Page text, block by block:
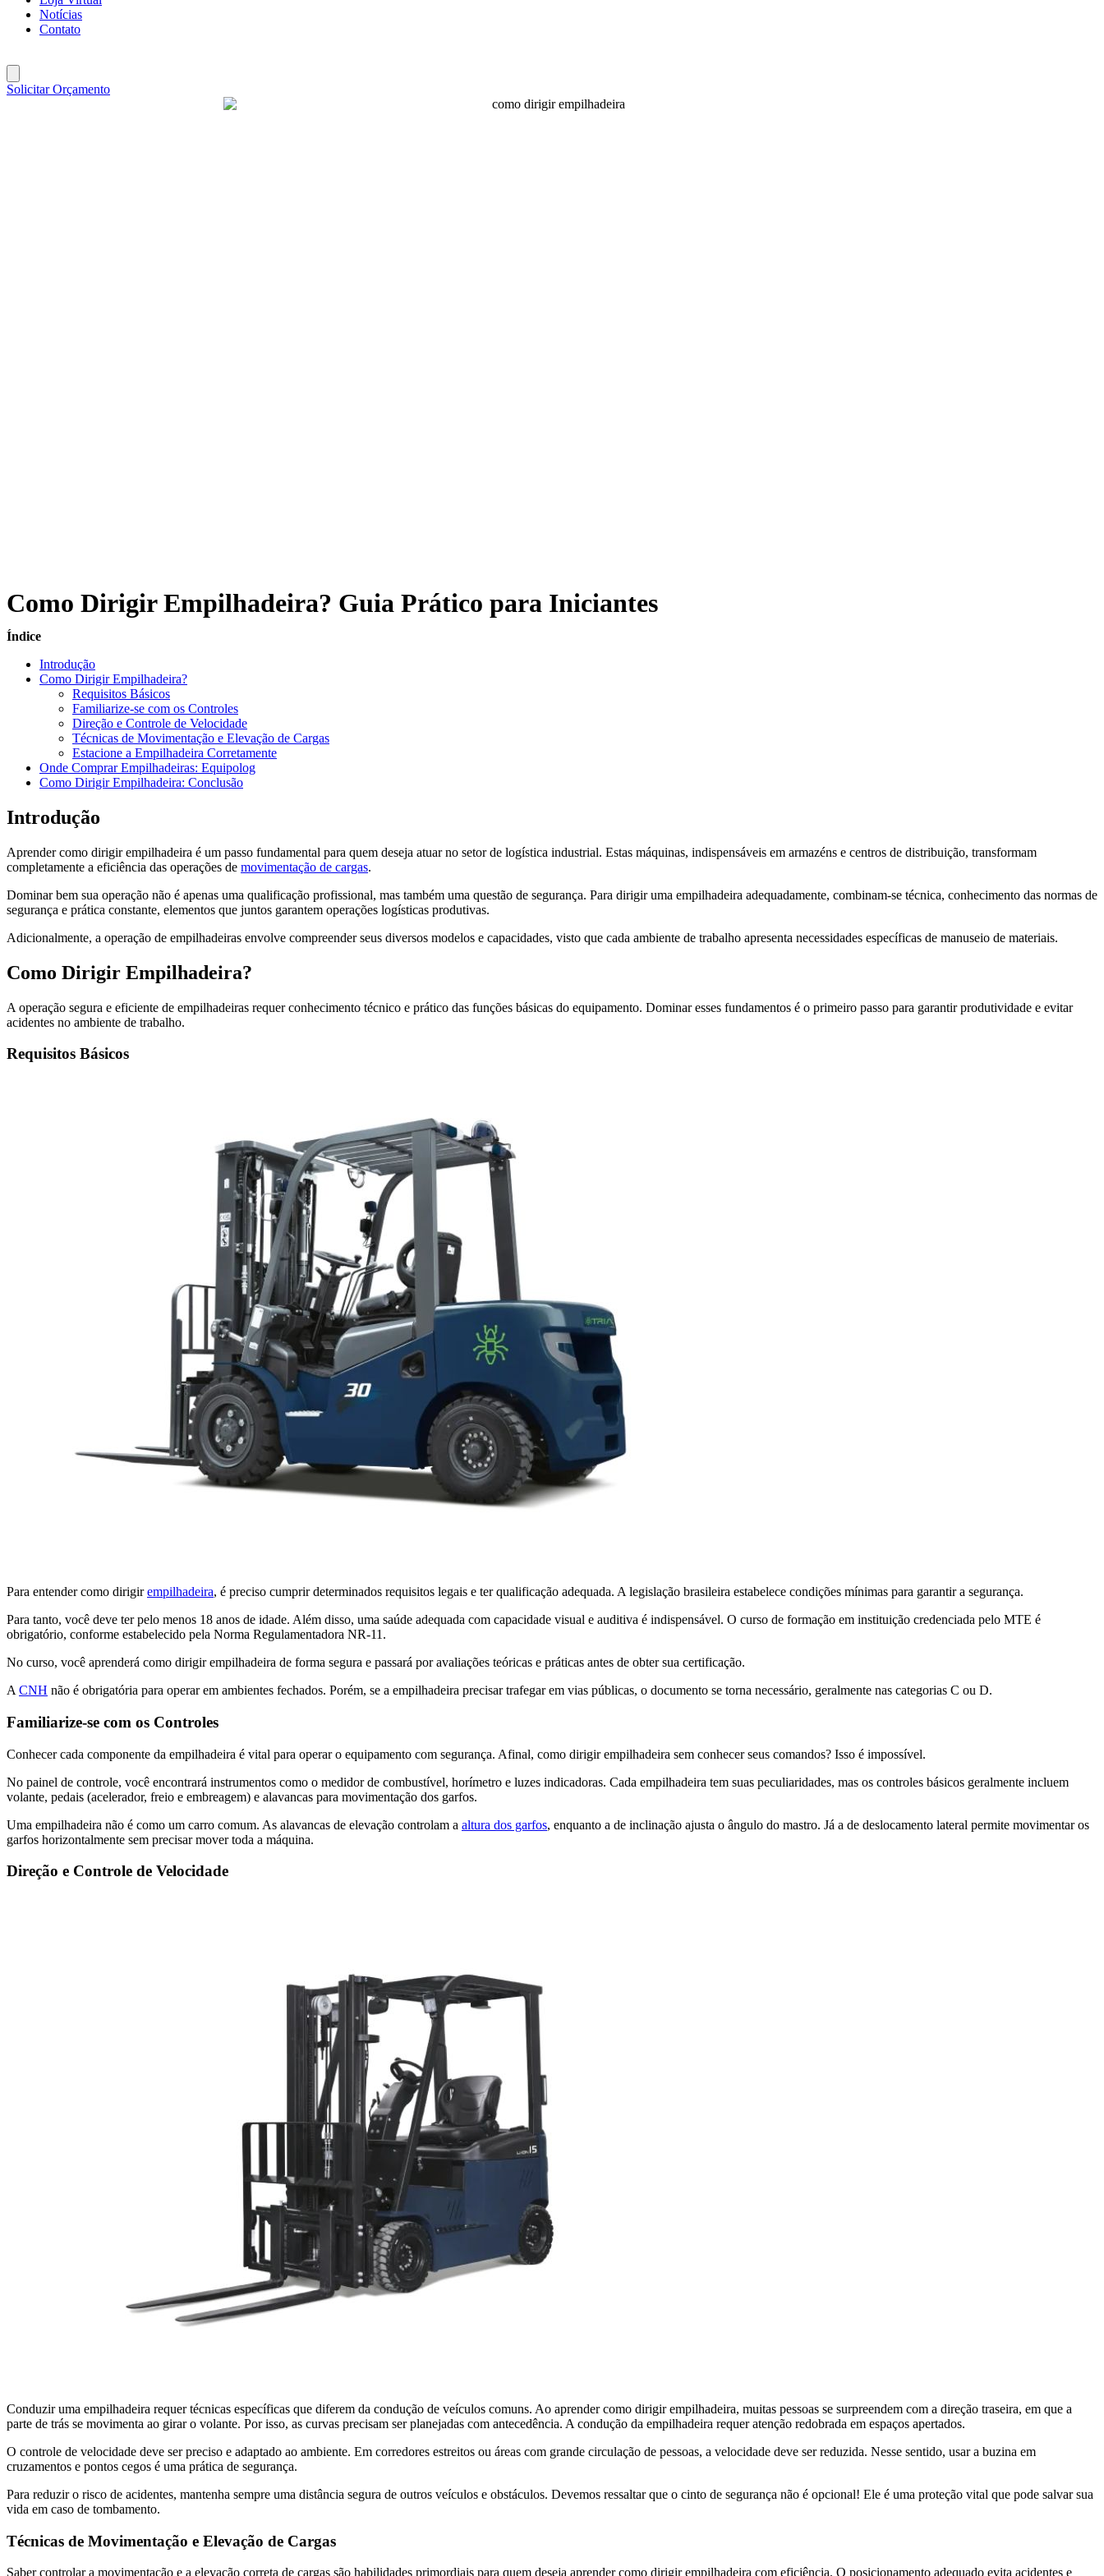
Notícias
Contato
Solicitar Orçamento
Como Dirigir Empilhadeira? Guia Prático para Iniciantes
Índice
Introdução
Como Dirigir Empilhadeira?
Requisitos Básicos
Familiarize-se com os Controles
Direção e Controle de Velocidade
Técnicas de Movimentação e Elevação de Cargas
Estacione a Empilhadeira Corretamente
Onde Comprar Empilhadeiras: Equipolog
Como Dirigir Empilhadeira: Conclusão
Introdução
Aprender como dirigir empilhadeira é um passo fundamental para quem deseja atuar no setor de logística industrial. Estas máquinas, indispensáveis em armazéns e centros de distribuição, transformam
completamente a eficiência das operações de movimentação de cargas.
Dominar bem sua operação não é apenas uma qualificação profissional, mas também uma questão de segurança. Para dirigir uma empilhadeira adequadamente, combinam-se técnica, conhecimento das normas de
segurança e prática constante, elementos que juntos garantem operações logísticas produtivas.
Adicionalmente, a operação de empilhadeiras envolve compreender seus diversos modelos e capacidades, visto que cada ambiente de trabalho apresenta necessidades específicas de manuseio de materiais.
Como Dirigir Empilhadeira?
A operação segura e eficiente de empilhadeiras requer conhecimento técnico e prático das funções básicas do equipamento. Dominar esses fundamentos é o primeiro passo para garantir produtividade e evitar
acidentes no ambiente de trabalho.
Requisitos Básicos
Para entender como dirigirempilhadeira, é preciso cumprir determinados requisitos legais e ter qualificação adequada. A legislação brasileira estabelece condições mínimas para garantir a segurança.
Para tanto, você deve ter pelo menos 18 anos de idade. Além disso, uma saúde adequada com capacidade visual e auditiva é indispensável. O curso de formação em instituição credenciada pelo MTE é
obrigatório, conforme estabelecido pela Norma Regulamentadora NR-11.
No curso, você aprenderá como dirigir empilhadeira de forma segura e passará por avaliações teóricas e práticas antes de obter sua certificação.
A CNH não é obrigatória para operar em ambientes fechados. Porém, se a empilhadeira precisar trafegar em vias públicas, o documento se torna necessário, geralmente nas categorias C ou D.
Familiarize-se com os Controles
Conhecer cada componente da empilhadeira é vital para operar o equipamento com segurança. Afinal, como dirigir empilhadeira sem conhecer seus comandos? Isso é impossível.
No painel de controle, você encontrará instrumentos como o medidor de combustível, horímetro e luzes indicadoras. Cada empilhadeira tem suas peculiaridades, mas os controles básicos geralmente incluem
volante, pedais (acelerador, freio e embreagem) e alavancas para movimentação dos garfos.
Uma empilhadeira não é como um carro comum. As alavancas de elevação controlam a altura dos garfos, enquanto a de inclinação ajusta o ângulo do mastro. Já a de deslocamento lateral permite movimentar os
garfos horizontalmente sem precisar mover toda a máquina.
Direção e Controle de Velocidade
Conduzir uma empilhadeira requer técnicas específicas que diferem da condução de veículos comuns. Ao aprender como dirigir empilhadeira, muitas pessoas se surpreendem com a direção traseira, em que a
parte de trás se movimenta ao girar o volante. Por isso, as curvas precisam ser planejadas com antecedência. A condução da empilhadeira requer atenção redobrada em espaços apertados.
O controle de velocidade deve ser preciso e adaptado ao ambiente. Em corredores estreitos ou áreas com grande circulação de pessoas, a velocidade deve ser reduzida. Nesse sentido, usar a buzina em
cruzamentos e pontos cegos é uma prática de segurança.
Para reduzir o risco de acidentes, mantenha sempre uma distância segura de outros veículos e obstáculos. Devemos ressaltar que o cinto de segurança não é opcional! Ele é uma proteção vital que pode salvar sua
vida em caso de tombamento.
Técnicas de Movimentação e Elevação de Cargas
Saber controlar a movimentação e a elevação correta de cargas são habilidades primordiais para quem deseja aprender como dirigir empilhadeira com eficiência. O posicionamento adequado evita acidentes e